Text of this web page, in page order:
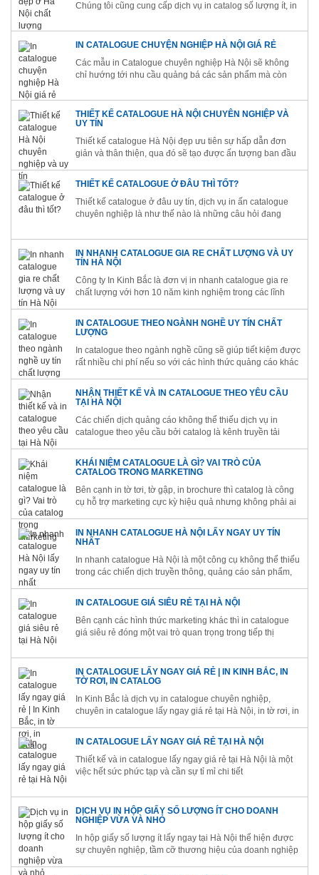
Chúng tôi cũng cung cấp dịch vụ in catalog số lượng ít, in
IN CATALOGUE CHUYỆN NGHIỆP HÀ NỘI GIÁ RẺ
Các mẫu in Catalogue chuyên nghiệp Hà Nội sẽ không
chỉ hướng tới nhu cầu quảng bá các sản phẩm mà còn
THIẾT KẾ CATALOGUE HÀ NỘI CHUYÊN NGHIỆP VÀ
UY TÍN
Thiết kế catalogue Hà Nội đẹp ưu tiên sự hấp dẫn đơn
giản và thân thiện, qua đó sẽ tạo được ấn tượng ban đầu
THIẾT KẾ CATALOGUE Ở ĐÂU THÌ TỐT?
Thiết kế catalogue ở đâu uy tín, dịch vụ in ấn catalogue
chuyên nghiệp là như thế nào là những câu hỏi đang
IN NHANH CATALOGUE GIA RE CHẤT LƯỢNG VÀ UY
TÍN HÀ NỘI
Công ty In Kinh Bắc là đơn vị in nhanh catalogue gia re
chất lượng với hơn 10 năm kinh nghiệm trong các lĩnh
IN CATALOGUE THEO NGÀNH NGHỀ UY TÍN CHẤT
LƯỢNG
In catalogue theo ngành nghề cũng sẽ giúp tiết kiệm được
rất nhiều chi phí nếu so với các hình thức quảng cáo khác
NHẬN THIẾT KẾ VÀ IN CATALOGUE THEO YÊU CẦU
TẠI HÀ NỘI
Các chiến dịch quảng cáo không thể thiếu dịch vụ in
catalogue theo yêu cầu bởi catalog là kênh truyền tải
KHÁI NIỆM CATALOGUE LÀ GÌ? VAI TRÒ CỦA
CATALOG TRONG MARKETING
Bên cạnh in tờ tơi, tờ gập, in brochure thì catalog là công
cụ hỗ trợ marketing cực kỳ hiệu quả nhưng không phải ai
IN NHANH CATALOGUE HÀ NỘI LẤY NGAY UY TÍN
NHẤT
In nhanh catalogue Hà Nội là một công cụ không thể thiếu
trong các chiến dịch truyền thông, quảng cáo sản phẩm,
IN CATALOGUE GIÁ SIÊU RẺ TẠI HÀ NỘI
Bên cạnh các hình thức marketing khác thì in catalogue
giá siêu rẻ đóng một vai trò quan trọng trong tiếp thị
IN CATALOGUE LẤY NGAY GIÁ RẺ | IN KINH BẮC, IN
TỜ RƠI, IN CATALOG
In Kinh Bắc là dịch vụ in catalogue chuyên nghiệp,
chuyên in catalogue lấy ngay giá rẻ tại Hà Nội, in tờ rơi, in
IN CATALOGUE LẤY NGAY GIÁ RẺ TẠI HÀ NỘI
Thiết kế và in catalogue lấy ngay giá rẻ tại Hà Nội là một
việc hết sức phức tạp và cần sự tỉ mỉ chi tiết
DỊCH VỤ IN HỘP GIẤY SỐ LƯỢNG ÍT CHO DOANH
NGHIỆP VỪA VÀ NHỎ
In hộp giấy số lượng ít lấy ngay tại Hà Nội thể hiện được
sự chuyên nghiệp, tầm cỡ thương hiệu của doanh nghiệp